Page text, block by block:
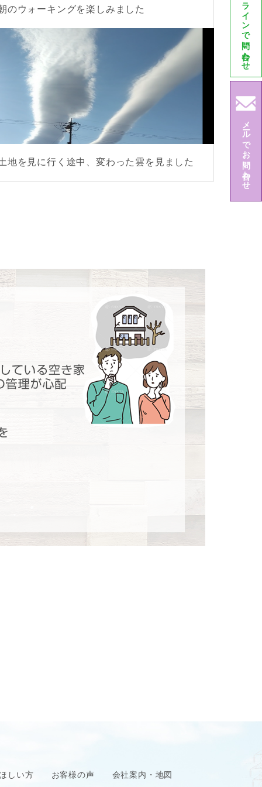
ラインで問い合わせ
メールでお問い合わせ
のウォーキングを楽しみました
地を見に行く途中、変わった雲を見ました
しい方 お客様の声 会社案内・地図